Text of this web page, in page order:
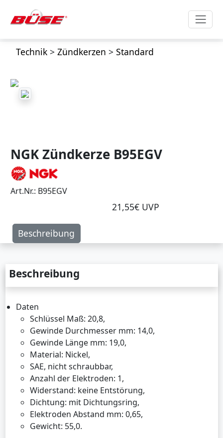
Technik> Zündkerzen > Standard
NGK Zündkerze B95EGV
Art.Nr.: B95EGV
21,55€ UVP
Beschreibung
Beschreibung
Daten
Schlüssel Maß: 20,8,
Gewinde Durchmesser mm: 14,0,
Gewinde Länge mm: 19,0,
Material: Nickel,
SAE, nicht schraubbar,
Anzahl der Elektroden: 1,
Widerstand: keine Entstörung,
Dichtung: mit Dichtungsring,
Elektroden Abstand mm: 0,65,
Gewicht: 55,0.